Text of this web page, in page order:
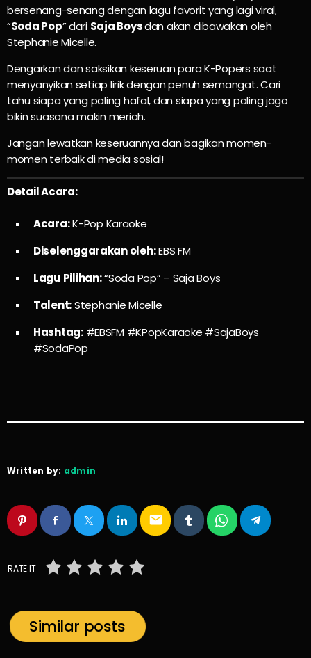
bersenang-senang dengan lagu favorit yang lagi viral,
“Soda Pop” dari Saja Boysdan akan dibawakan oleh
Stephanie Micelle.
Dengarkan dan saksikan keseruan para K-Popers saat
menyanyikan setiap lirik dengan penuh semangat. Cari
tahu siapa yang paling hafal, dan siapa yang paling jago
bikin suasana makin meriah.
Jangan lewatkan keseruannya dan bagikan momen-
momen terbaik di media sosial!
Detail Acara:
Acara:K-Pop Karaoke
Diselenggarakan oleh:EBS FM
Lagu Pilihan:“Soda Pop” – Saja Boys
Talent:Stephanie Micelle
Hashtag:#EBSFM #KPopKaraoke #SajaBoys
#SodaPop
Written by: admin
email
RATE IT
Similar posts